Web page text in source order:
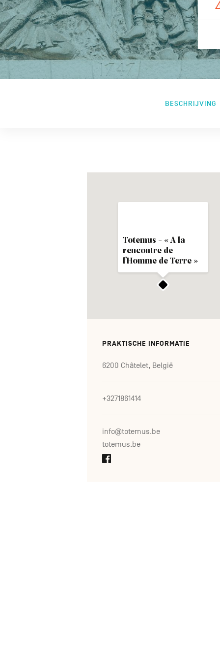
BESCHRIJVING
Totemus - « A la
rencontre de
l’Homme de Terre »
PRAKTISCHE INFORMATIE
6200 Châtelet, België
+3271861414
info@totemus.be
totemus.be